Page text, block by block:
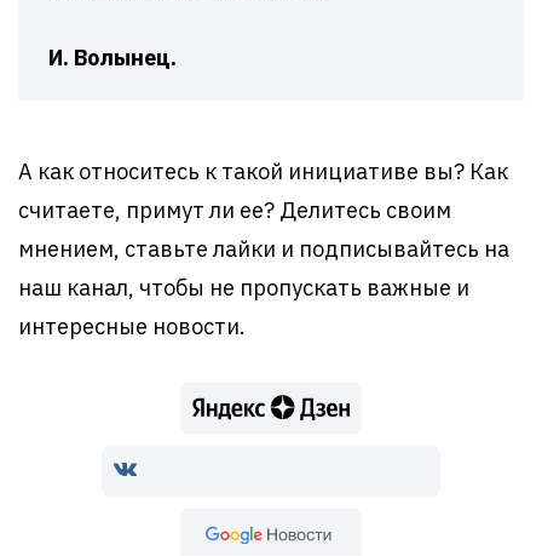
И. Волынец.
А как относитесь к такой инициативе вы? Как
считаете, примут ли ее? Делитесь своим
мнением, ставьте лайки и подписывайтесь на
наш канал, чтобы не пропускать важные и
интересные новости.